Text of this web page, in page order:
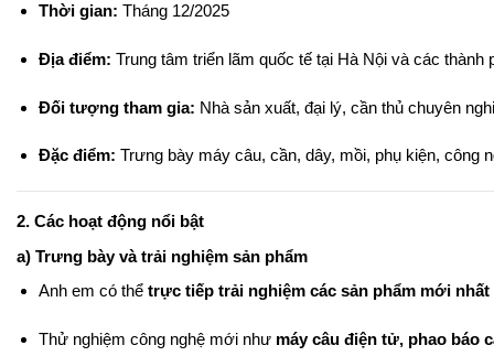
Thời gian: Tháng 12/2025
Địa điểm: Trung tâm triển lãm quốc tế tại Hà Nội và các
Đối tượng tham gia: Nhà sản xuất, đại lý, cần thủ chuyên
Đặc điểm: Trưng bày máy câu, cần, dây, mồi, phụ kiện, công
2. Các hoạt động nổi bật
a) Trưng bày và trải nghiệm sản phẩm
Anh em có thể trực tiếp trải nghiệm các sản phẩm mới nhất
Thử nghiệm công nghệ mới như máy câu điện tử, phao báo